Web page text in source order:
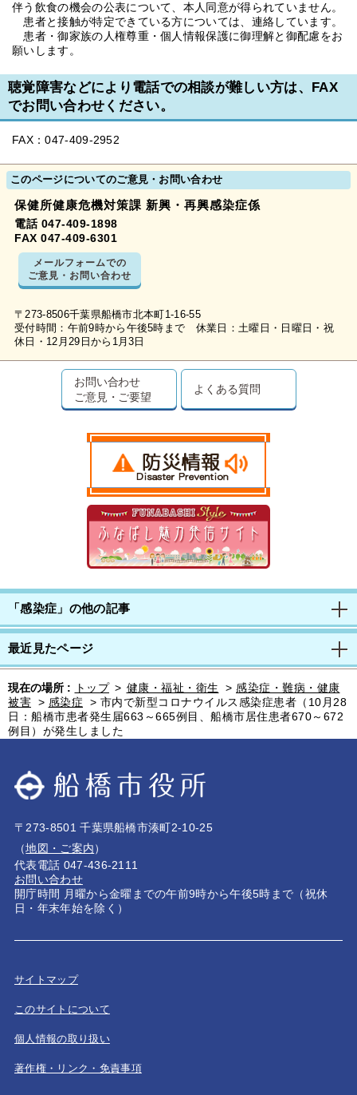
伴う飲食の機会の公表について、本人同意が得られていません。
患者と接触が特定できている方については、連絡しています。
患者・御家族の人権尊重・個人情報保護に御理解と御配慮をお
願いします。
聴覚障害などにより電話での相談が難しい方は、FAX
でお問い合わせください。
FAX：047-409-2952
このページについてのご意見・お問い合わせ
保健所健康危機対策課 新興・再興感染症係
電話 047-409-1898
FAX 047-409-6301
メールフォームでの
ご意見・お問い合わせ
〒273-8506千葉県船橋市北本町1-16-55
受付時間：午前9時から午後5時まで 休業日：土曜日・日曜日・祝
休日・12月29日から1月3日
お問い合わせ
ご意見・ご要望
よくある質問
「感染症」の他の記事
最近見たページ
現在の場所 : トップ > 健康・福祉・衛生 > 感染症・難病・健康
被害 > 感染症 > 市内で新型コロナウイルス感染症患者（10月28
日：船橋市患者発生届663～665例目、船橋市居住患者670～672
例目）が発生しました
〒273-8501 千葉県船橋市湊町2-10-25
（地図・ご案内）
代表電話 047-436-2111
お問い合わせ
開庁時間 月曜から金曜までの午前9時から午後5時まで（祝休
日・年末年始を除く）
サイトマップ
このサイトについて
個人情報の取り扱い
著作権・リンク・免責事項